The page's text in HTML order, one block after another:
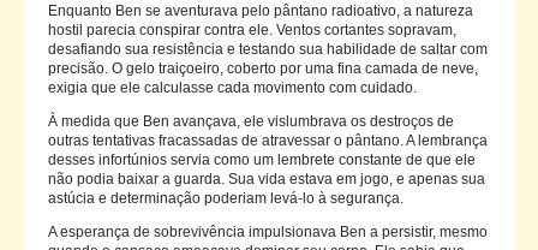
Enquanto Ben se aventurava pelo pântano radioativo, a natureza
hostil parecia conspirar contra ele. Ventos cortantes sopravam,
desafiando sua resistência e testando sua habilidade de saltar com
precisão. O gelo traiçoeiro, coberto por uma fina camada de neve,
exigia que ele calculasse cada movimento com cuidado.
À medida que Ben avançava, ele vislumbrava os destroços de
outras tentativas fracassadas de atravessar o pântano. A lembrança
desses infortúnios servia como um lembrete constante de que ele
não podia baixar a guarda. Sua vida estava em jogo, e apenas sua
astúcia e determinação poderiam levá-lo à segurança.
A esperança de sobrevivência impulsionava Ben a persistir, mesmo